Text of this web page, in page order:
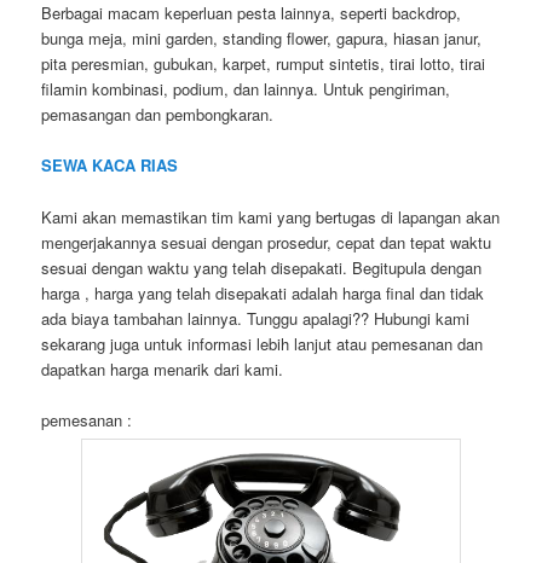
Berbagai macam keperluan pesta lainnya, seperti backdrop,
bunga meja, mini garden, standing flower, gapura, hiasan janur,
pita peresmian, gubukan, karpet, rumput sintetis, tirai lotto, tirai
filamin kombinasi, podium, dan lainnya. Untuk pengiriman,
pemasangan dan pembongkaran.
SEWA KACA RIAS
Kami akan memastikan tim kami yang bertugas di lapangan akan
mengerjakannya sesuai dengan prosedur, cepat dan tepat waktu
sesuai dengan waktu yang telah disepakati. Begitupula dengan
harga , harga yang telah disepakati adalah harga final dan tidak
ada biaya tambahan lainnya. Tunggu apalagi?? Hubungi kami
sekarang juga untuk informasi lebih lanjut atau pemesanan dan
dapatkan harga menarik dari kami.
pemesanan :